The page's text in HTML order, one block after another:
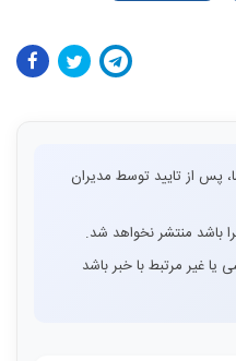
پس از تایید توسط مدیران
باشد منتشر نخواهد شد.
یا غیر مرتبط با خبر باشد